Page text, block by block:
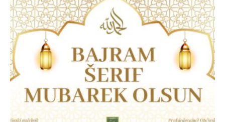
Građani
Vogošće
uživali
izvedbama
Šejme,
Zejda
i